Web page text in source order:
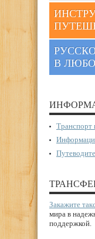
В
Транспорт
Закажите
мира в
поддержкой.